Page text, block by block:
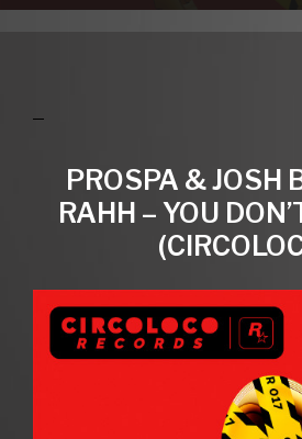
PROSPA & JOSH
RAHH – YOU